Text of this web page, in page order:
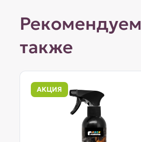
Рекомендуем
также
АКЦИЯ